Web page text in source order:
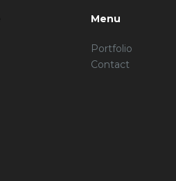
Menu
Portfolio
Contact